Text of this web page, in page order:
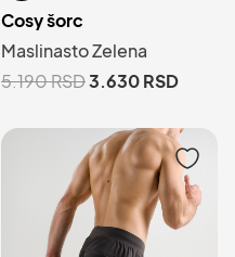
Cosy šorc
Maslinasto Zelena
5.190RSD3.630RSD